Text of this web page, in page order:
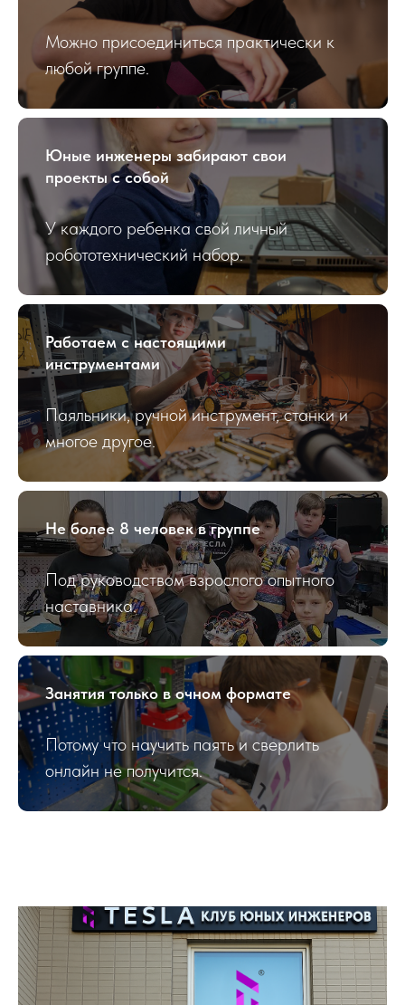
Можно присоединиться практически к
любой группе.
Юные инженеры забирают свои
проекты с собой
У каждого ребенка свой личный
робототехнический набор.
Работаем с настоящими
инструментами
Паяльники, ручной инструмент, станки и
многое другое.
Не более 8 человек в группе
Под руководством взрослого опытного
наставника.
Занятия только в очном формате
Потому что научить паять и сверлить
онлайн не получится.